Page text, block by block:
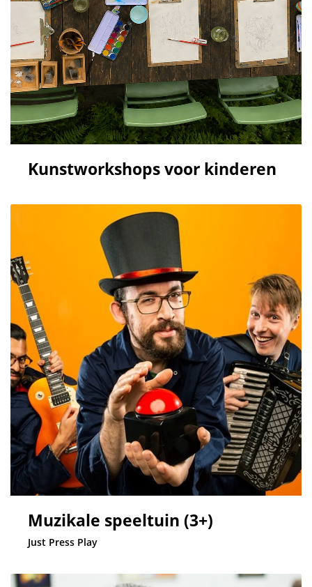
Kunstworkshops voor kinderen
Muzikale speeltuin (3+)
Just Press Play